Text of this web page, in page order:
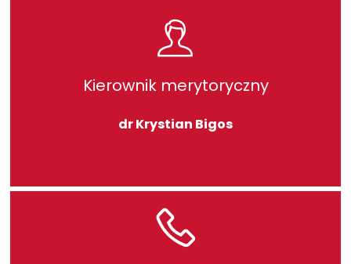
Kierownik merytoryczny
dr Krystian Bigos